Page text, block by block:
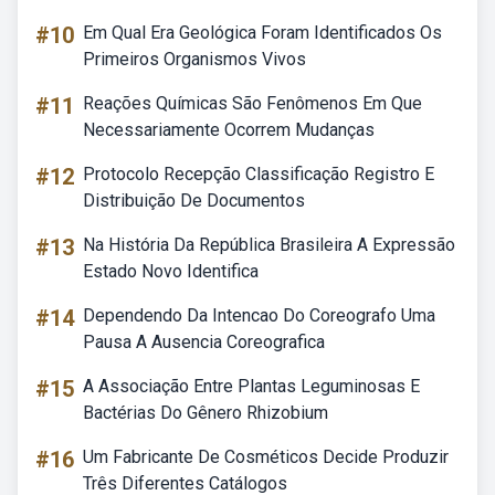
#10 Em Qual Era Geológica Foram Identificados Os
Primeiros Organismos Vivos
#11
Reações Químicas São Fenômenos Em Que
Necessariamente Ocorrem Mudanças
#12 Protocolo Recepção Classificação Registro E
Distribuição De Documentos
#13 Na História Da República Brasileira A Expressão
Estado Novo Identifica
#14 Dependendo Da Intencao Do Coreografo Uma
Pausa A Ausencia Coreografica
#15 A Associação Entre Plantas Leguminosas E
Bactérias Do Gênero Rhizobium
#16 Um Fabricante De Cosméticos Decide Produzir
Três Diferentes Catálogos